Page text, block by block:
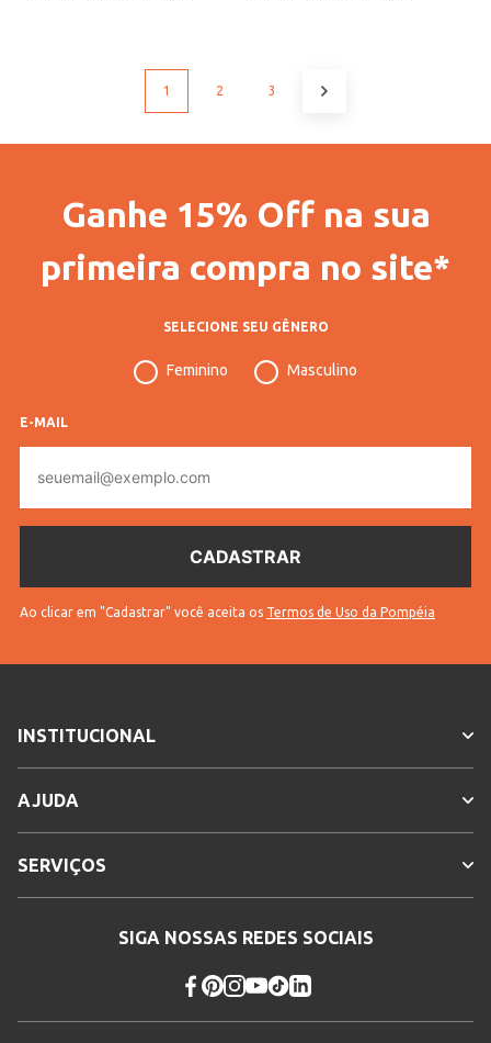
1 2 3
Ganhe 15% Off na sua
primeira compra no site*
SELECIONE SEU GÊNERO
Feminino Masculino
E-MAIL
mail
Ao clicar em "Cadastrar" você aceita os Termos de Uso da Pompéia
INSTITUCIONAL
AJUDA
SERVIÇOS
SIGA NOSSAS REDES SOCIAIS